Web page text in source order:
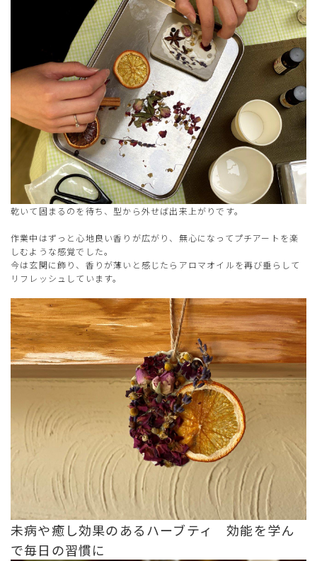
乾いて固まるのを待ち、型から外せば出来上がりです。
作業中はずっと心地良い香りが広がり、無心になってプチアートを楽
しむような感覚でした。
今は玄関に飾り、香りが薄いと感じたらアロマオイルを再び垂らして
リフレッシュしています。
未病や癒し効果のあるハーブティ 効能を学ん
で毎日の習慣に